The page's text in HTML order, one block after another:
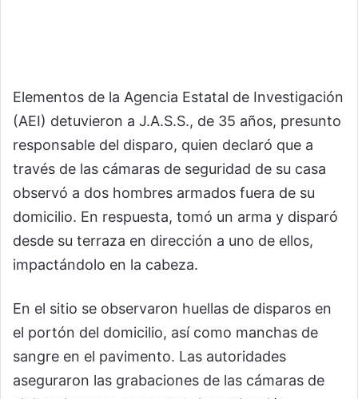
Elementos de la Agencia Estatal de Investigación
(AEI) detuvieron a J.A.S.S., de 35 años, presunto
responsable del disparo, quien declaró que a
través de las cámaras de seguridad de su casa
observó a dos hombres armados fuera de su
domicilio. En respuesta, tomó un arma y disparó
desde su terraza en dirección a uno de ellos,
impactándolo en la cabeza.
En el sitio se observaron huellas de disparos en
el portón del domicilio, así como manchas de
sangre en el pavimento. Las autoridades
aseguraron las grabaciones de las cámaras de